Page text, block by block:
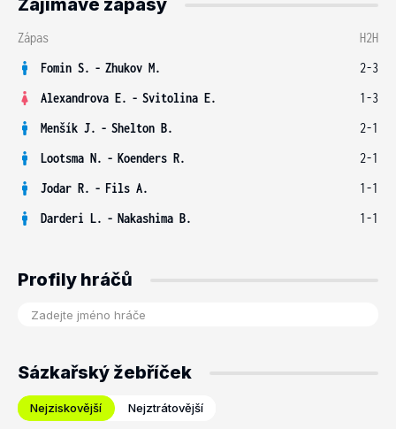
Zajímavé zápasy
Zápas
H2H
Fomin S. - Zhukov M.
2-3
Alexandrova E. - Svitolina E.
1-3
Menšík J. - Shelton B.
2-1
Lootsma N. - Koenders R.
2-1
Jodar R. - Fils A.
1-1
Darderi L. - Nakashima B. 1-1
Profily hráčů
Sázkařský žebříček
Nejziskovější Nejztrátovější